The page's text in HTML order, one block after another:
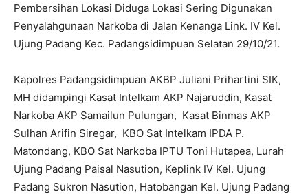
Pembersihan Lokasi Diduga Lokasi Sering Digunakan
Penyalahgunaan Narkoba di Jalan Kenanga Link. IV Kel.
Ujung Padang Kec. Padangsidimpuan Selatan 29/10/21.
Kapolres Padangsidimpuan AKBP Juliani Prihartini SIK,
MH didampingi Kasat Intelkam AKP Najaruddin, Kasat
Narkoba AKP Samailun Pulungan, Kasat Binmas AKP
Sulhan Arifin Siregar, KBO Sat Intelkam IPDA P.
Matondang, KBO Sat Narkoba IPTU Toni Hutapea, Lurah
Ujung Padang Paisal Nasution, Keplink IV Kel. Ujung
Padang Sukron Nasution, Hatobangan Kel. Ujung Padang